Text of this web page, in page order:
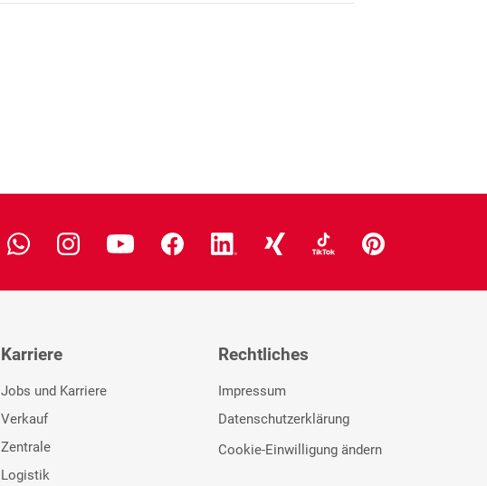
Karriere
Jobs und Karriere
Verkauf
Zentrale
Logistik
Rechtliches
Impressum
Datenschutzerklärung
Cookie-Einwilligung ändern